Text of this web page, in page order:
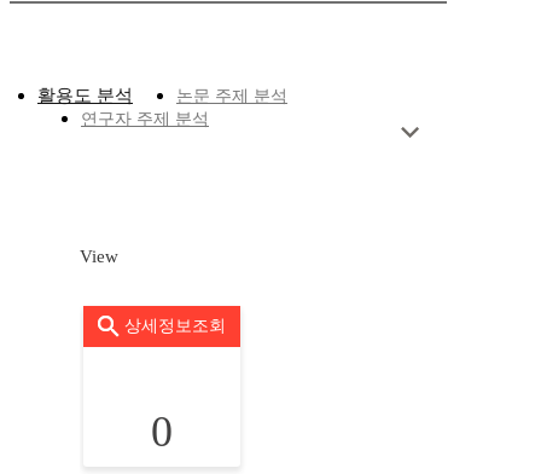
활용도 분석
논문 주제 분석
연구자 주제 분석
View
상세정보조회
0